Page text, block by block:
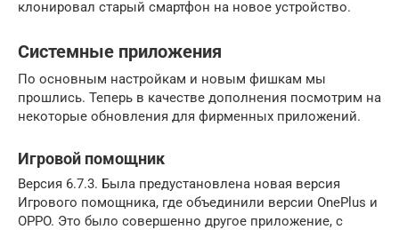
клонировал старый смартфон на новое устройство.
Системные приложения
По основным настройкам и новым фишкам мы
прошлись. Теперь в качестве дополнения посмотрим на
некоторые обновления для фирменных приложений.
Игровой помощник
Версия 6.7.3. Была предустановлена новая версия
Игрового помощника, где объединили версии OnePlus и
OPPO. Это было совершенно другое приложение, с